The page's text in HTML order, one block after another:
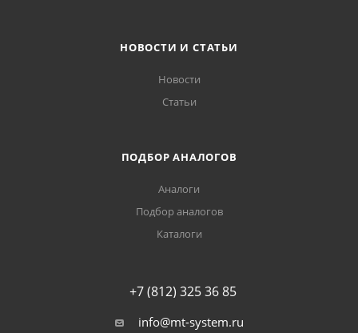
НОВОСТИ И СТАТЬИ
Новости
Статьи
ПОДБОР АНАЛОГОВ
Аналоги
Подбор аналогов
Каталоги
+7 (812) 325 36 85
info@mt-system.ru